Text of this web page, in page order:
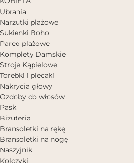
Ubrania
Narzutki plażowe
Sukienki Boho
Pareo plażowe
Komplety Damskie
Stroje Kąpielowe
Torebki i plecaki
Nakrycia głowy
Ozdoby do włosów
Paski
Biżuteria
Bransoletki na rękę
Bransoletki na nogę
Naszyjniki
Kolczyki